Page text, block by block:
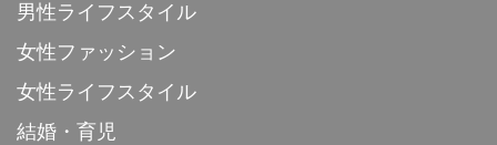
男性ライフスタイル
女性ファッション
女性ライフスタイル
結婚・育児